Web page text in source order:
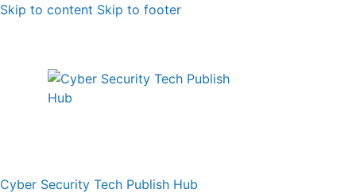
Skip to content Skip to footer
Cyber Security Tech Publish Hub